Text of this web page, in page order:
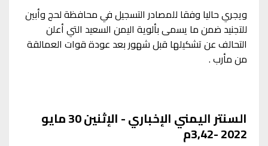
ويجري حاليا وفقا للمصادر التسجيل في محافظة لحج وأبين
للتجنيد ضمن ما يسمى بألوية اليمن السعيد التي أعلن
التحالف عن تشكيلها قبل شهور بعد عودة قوات العمالقة
من مأرب .
السنتر اليمني الإخباري - الإثنين 30 مايو
2022 -3,42م